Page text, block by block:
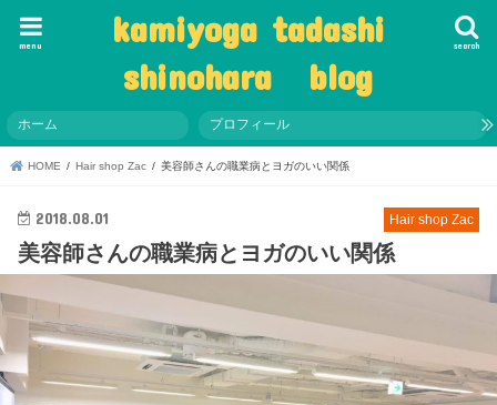
kamiyoga tadashi
shinohara blog
search
menu
ホーム プロフィール
HOME Hair shop Zac 美容師さんの職業病とヨガのいい関係
Hair shop Zac
2018.08.01
美容師さんの職業病とヨガのいい関係